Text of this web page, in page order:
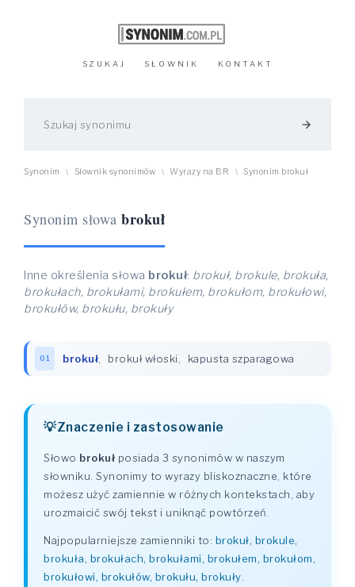
SZUKAJ SŁOWNIK KONTAKT
arrow_forward
Synonim \ Słownik synonimów \ Wyrazy na BR \ Synonim brokuł
Synonim słowa brokuł
Inne określenia słowa brokuł: brokuł, brokule, brokuła,
brokułach, brokułami, brokułem, brokułom, brokułowi,
brokułów, brokułu, brokuły
01 brokuł brokuł włoski kapusta szparagowa
Znaczenie i zastosowanie
Słowo brokuł posiada 3 synonimów w naszym
słowniku. Synonimy to wyrazy bliskoznaczne, które
możesz użyć zamiennie w różnych kontekstach, aby
urozmaicić swój tekst i uniknąć powtórzeń.
Najpopularniejsze zamienniki to: brokuł, brokule,
brokuła, brokułach, brokułami, brokułem, brokułom,
brokułowi, brokułów, brokułu, brokuły